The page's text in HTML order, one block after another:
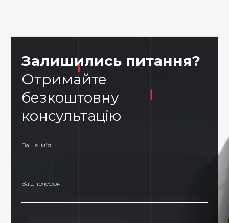
Залишились питання?
Отримайте
безкоштовну
консультацію
Ваше ім'я
Ваш телефон